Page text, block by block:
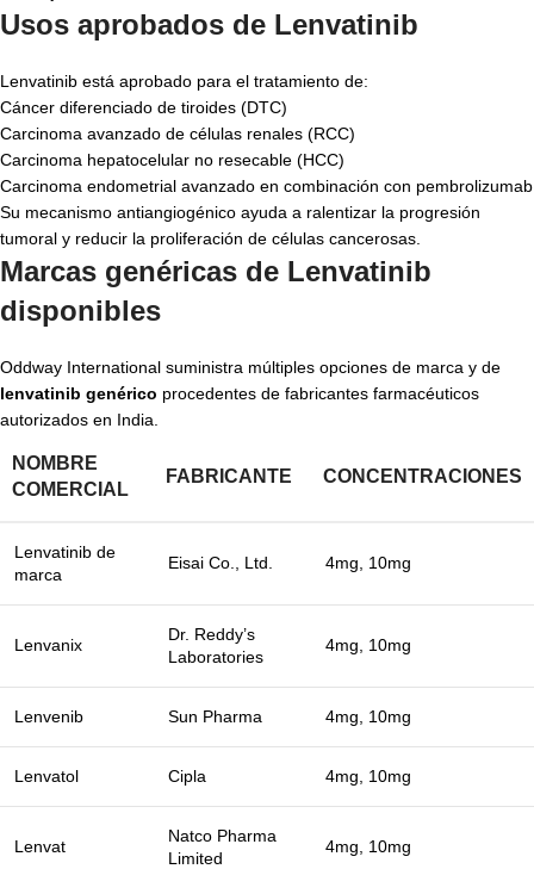
Usos aprobados de Lenvatinib
Lenvatinib está aprobado para el tratamiento de:
Cáncer diferenciado de tiroides (DTC)
Carcinoma avanzado de células renales (RCC)
Carcinoma hepatocelular no resecable (HCC)
Carcinoma endometrial avanzado en combinación con pembrolizumab
Su mecanismo antiangiogénico ayuda a ralentizar la progresión
tumoral y reducir la proliferación de células cancerosas.
Marcas genéricas de Lenvatinib
disponibles
Oddway International suministra múltiples opciones de marca y de
lenvatinib genérico procedentes de fabricantes farmacéuticos
autorizados en India.
NOMBRE
COMERCIAL
FABRICANTE CONCENTRACIONES
Lenvatinib de
marca
Eisai Co., Ltd. 4mg, 10mg
Lenvanix
Dr. Reddy’s
Laboratories
4mg, 10mg
Lenvenib Sun Pharma 4mg, 10mg
Lenvatol Cipla 4mg, 10mg
Lenvat
Natco Pharma
Limited
4mg, 10mg